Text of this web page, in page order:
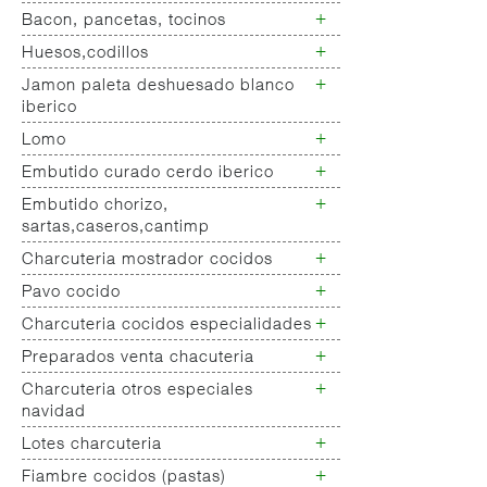
Jamon con pata cerdo blanco
Cremas,pates mostrador
Sobrasada
Bacon, pancetas, tocinos +
Bacon
Panceta
Tocino
Huesos,codillos +
Huesos, codillos jamon
Jamon paleta deshuesado blanco
iberico
+
Jamon deshuesado ibérico
Jamon deshuesado cerdo blanco
Lomo +
Lomo cerdo ibérico
Lomo cerdo blanco
Embutido curado cerdo iberico +
Chorizo/salchichon iberico
Embutido chorizo,
sartas,caseros,cantimp
+
Chorizo cerdo blanco
Embutido
salchichones,salamis,longanizas
Embutido curado de pavo
Otros curados varios no
Charcuteria mostrador cocidos +
Jamon cocido- fiambre
Fiambres pollo
Pavo cocido +
Fiambres pavo
Charcuteria cocidos especialidades +
Charcuteria cocidos
especialidades
Preparados venta chacuteria +
Empanada peso charcuteria
Charcuteria otros especiales
navidad
+
Charcuteria
especialidades/navidad
Lotes charcuteria +
Lotes charcuteria
Fiambre cocidos (pastas) +